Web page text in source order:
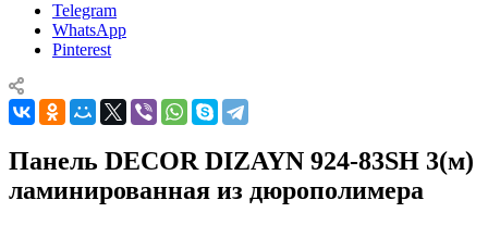
Telegram
WhatsApp
Pinterest
Панель DECOR DIZAYN 924-83SH 3(м)
ламинированная из дюрополимера